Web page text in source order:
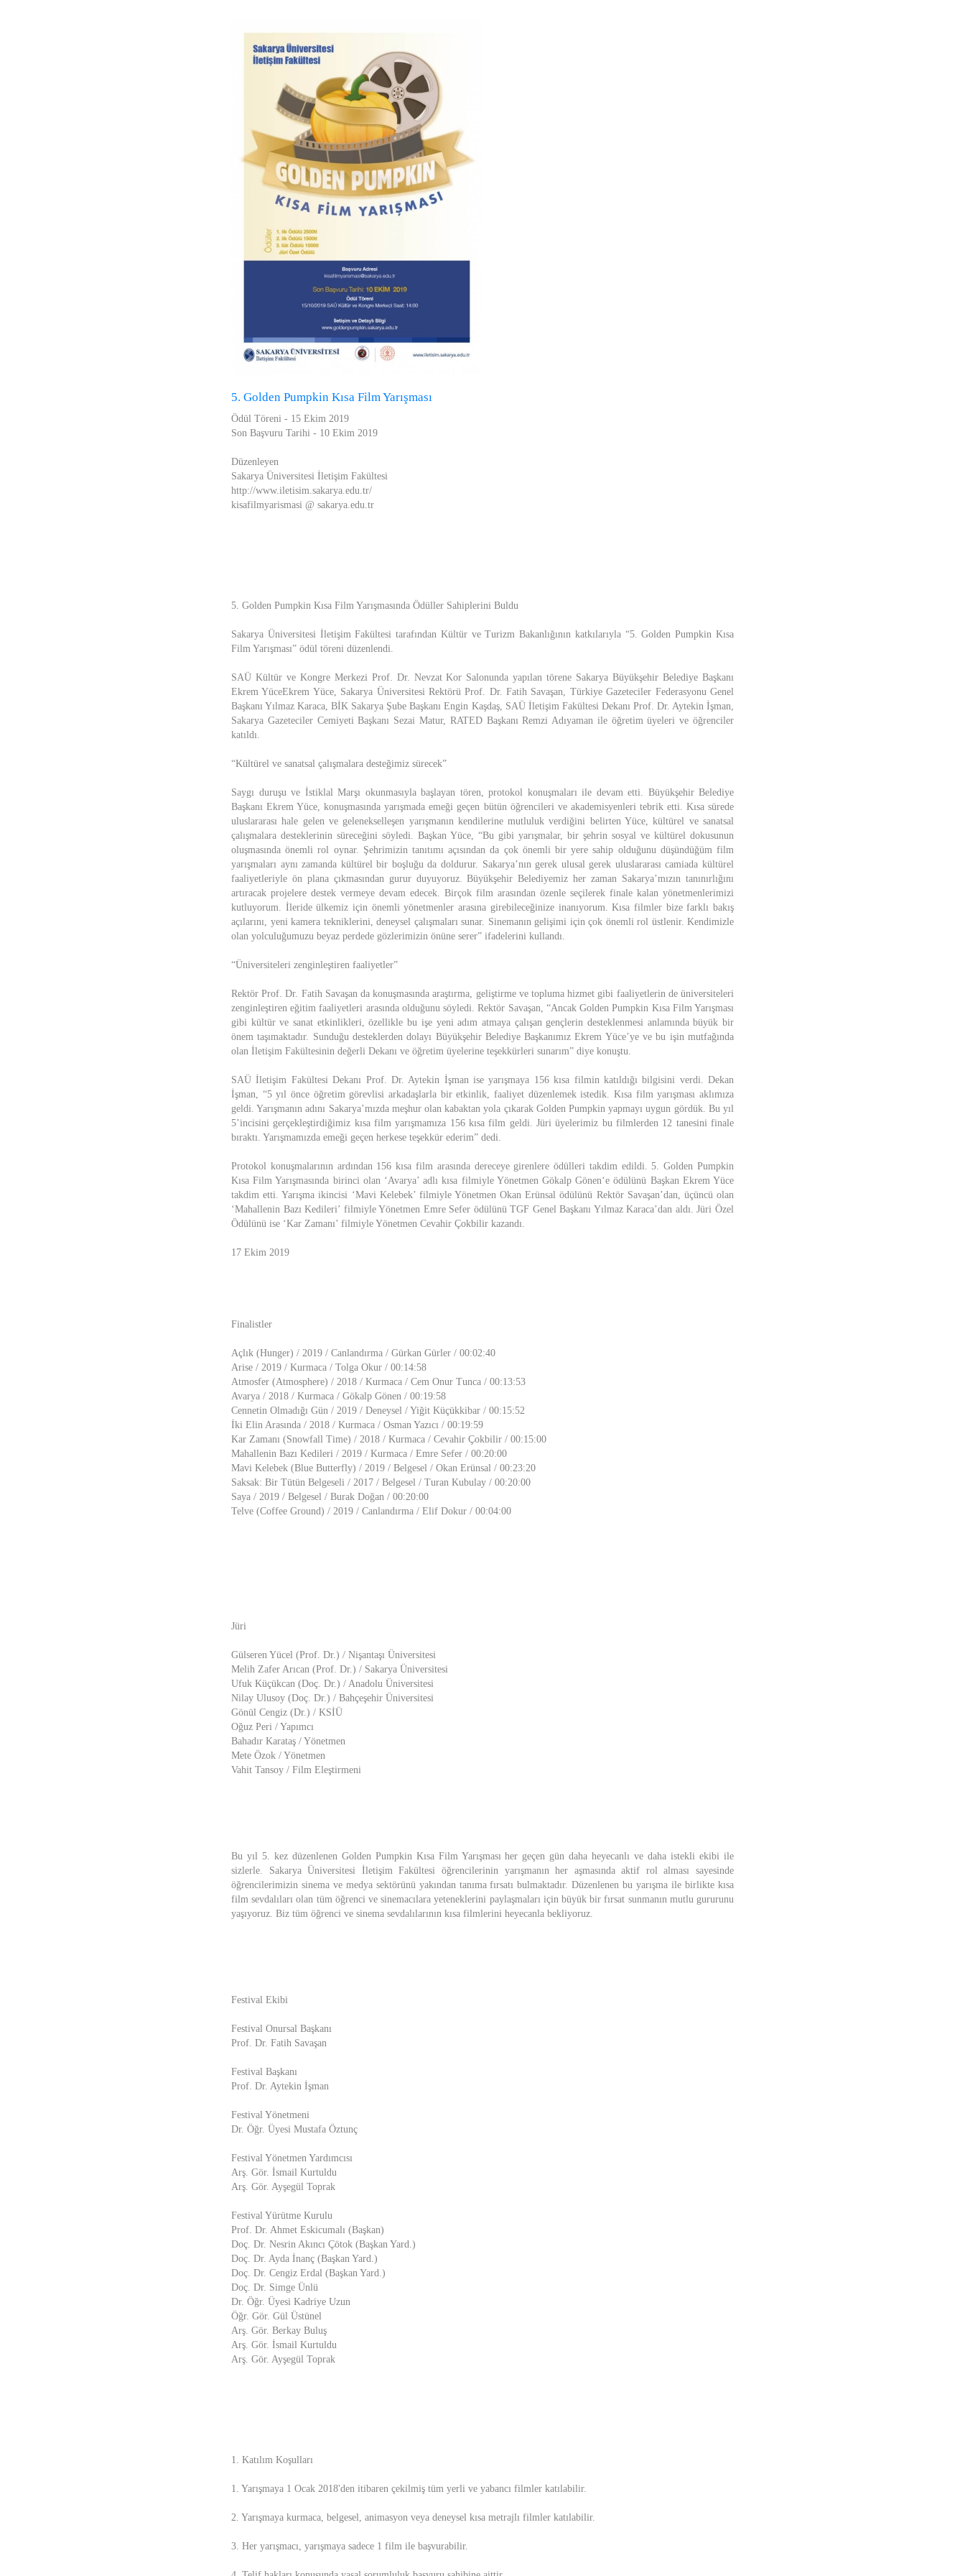
5. Golden Pumpkin Kısa Film Yarışması
Ödül Töreni - 15 Ekim 2019
Son Başvuru Tarihi - 10 Ekim 2019
Düzenleyen
Sakarya Üniversitesi İletişim Fakültesi
http://www.iletisim.sakarya.edu.tr/
kisafilmyarismasi @ sakarya.edu.tr
5. Golden Pumpkin Kısa Film Yarışmasında Ödüller Sahiplerini Buldu
Sakarya Üniversitesi İletişim Fakültesi tarafından Kültür ve Turizm Bakanlığının katkılarıyla “5. Golden Pumpkin Kısa
Film Yarışması” ödül töreni düzenlendi.
SAÜ Kültür ve Kongre Merkezi Prof. Dr. Nevzat Kor Salonunda yapılan törene Sakarya Büyükşehir Belediye Başkanı
Ekrem YüceEkrem Yüce, Sakarya Üniversitesi Rektörü Prof. Dr. Fatih Savaşan, Türkiye Gazeteciler Federasyonu Genel
Başkanı Yılmaz Karaca, BİK Sakarya Şube Başkanı Engin Kaşdaş, SAÜ İletişim Fakültesi Dekanı Prof. Dr. Aytekin İşman,
Sakarya Gazeteciler Cemiyeti Başkanı Sezai Matur, RATED Başkanı Remzi Adıyaman ile öğretim üyeleri ve öğrenciler
katıldı.
“Kültürel ve sanatsal çalışmalara desteğimiz sürecek”
Saygı duruşu ve İstiklal Marşı okunmasıyla başlayan tören, protokol konuşmaları ile devam etti. Büyükşehir Belediye
Başkanı Ekrem Yüce, konuşmasında yarışmada emeği geçen bütün öğrencileri ve akademisyenleri tebrik etti. Kısa sürede
uluslararası hale gelen ve gelenekselleşen yarışmanın kendilerine mutluluk verdiğini belirten Yüce, kültürel ve sanatsal
çalışmalara desteklerinin süreceğini söyledi. Başkan Yüce, “Bu gibi yarışmalar, bir şehrin sosyal ve kültürel dokusunun
oluşmasında önemli rol oynar. Şehrimizin tanıtımı açısından da çok önemli bir yere sahip olduğunu düşündüğüm film
yarışmaları aynı zamanda kültürel bir boşluğu da doldurur. Sakarya’nın gerek ulusal gerek uluslararası camiada kültürel
faaliyetleriyle ön plana çıkmasından gurur duyuyoruz. Büyükşehir Belediyemiz her zaman Sakarya’mızın tanınırlığını
artıracak projelere destek vermeye devam edecek. Birçok film arasından özenle seçilerek finale kalan yönetmenlerimizi
kutluyorum. İleride ülkemiz için önemli yönetmenler arasına girebileceğinize inanıyorum. Kısa filmler bize farklı bakış
açılarını, yeni kamera tekniklerini, deneysel çalışmaları sunar. Sinemanın gelişimi için çok önemli rol üstlenir. Kendimizle
olan yolculuğumuzu beyaz perdede gözlerimizin önüne serer” ifadelerini kullandı.
“Üniversiteleri zenginleştiren faaliyetler”
Rektör Prof. Dr. Fatih Savaşan da konuşmasında araştırma, geliştirme ve topluma hizmet gibi faaliyetlerin de üniversiteleri
zenginleştiren eğitim faaliyetleri arasında olduğunu söyledi. Rektör Savaşan, “Ancak Golden Pumpkin Kısa Film Yarışması
gibi kültür ve sanat etkinlikleri, özellikle bu işe yeni adım atmaya çalışan gençlerin desteklenmesi anlamında büyük bir
önem taşımaktadır. Sunduğu desteklerden dolayı Büyükşehir Belediye Başkanımız Ekrem Yüce’ye ve bu işin mutfağında
olan İletişim Fakültesinin değerli Dekanı ve öğretim üyelerine teşekkürleri sunarım” diye konuştu.
SAÜ İletişim Fakültesi Dekanı Prof. Dr. Aytekin İşman ise yarışmaya 156 kısa filmin katıldığı bilgisini verdi. Dekan
İşman, “5 yıl önce öğretim görevlisi arkadaşlarla bir etkinlik, faaliyet düzenlemek istedik. Kısa film yarışması aklımıza
geldi. Yarışmanın adını Sakarya’mızda meşhur olan kabaktan yola çıkarak Golden Pumpkin yapmayı uygun gördük. Bu yıl
5’incisini gerçekleştirdiğimiz kısa film yarışmamıza 156 kısa film geldi. Jüri üyelerimiz bu filmlerden 12 tanesini finale
bıraktı. Yarışmamızda emeği geçen herkese teşekkür ederim” dedi.
Protokol konuşmalarının ardından 156 kısa film arasında dereceye girenlere ödülleri takdim edildi. 5. Golden Pumpkin
Kısa Film Yarışmasında birinci olan ‘Avarya’ adlı kısa filmiyle Yönetmen Gökalp Gönen‘e ödülünü Başkan Ekrem Yüce
takdim etti. Yarışma ikincisi ‘Mavi Kelebek’ filmiyle Yönetmen Okan Erünsal ödülünü Rektör Savaşan’dan, üçüncü olan
‘Mahallenin Bazı Kedileri’ filmiyle Yönetmen Emre Sefer ödülünü TGF Genel Başkanı Yılmaz Karaca’dan aldı. Jüri Özel
Ödülünü ise ‘Kar Zamanı’ filmiyle Yönetmen Cevahir Çokbilir kazandı.
17 Ekim 2019
Finalistler
Açlık (Hunger) / 2019 / Canlandırma / Gürkan Gürler / 00:02:40
Arise / 2019 / Kurmaca / Tolga Okur / 00:14:58
Atmosfer (Atmosphere) / 2018 / Kurmaca / Cem Onur Tunca / 00:13:53
Avarya / 2018 / Kurmaca / Gökalp Gönen / 00:19:58
Cennetin Olmadığı Gün / 2019 / Deneysel / Yiğit Küçükkibar / 00:15:52
İki Elin Arasında / 2018 / Kurmaca / Osman Yazıcı / 00:19:59
Kar Zamanı (Snowfall Time) / 2018 / Kurmaca / Cevahir Çokbilir / 00:15:00
Mahallenin Bazı Kedileri / 2019 / Kurmaca / Emre Sefer / 00:20:00
Mavi Kelebek (Blue Butterfly) / 2019 / Belgesel / Okan Erünsal / 00:23:20
Saksak: Bir Tütün Belgeseli / 2017 / Belgesel / Turan Kubulay / 00:20:00
Saya / 2019 / Belgesel / Burak Doğan / 00:20:00
Telve (Coffee Ground) / 2019 / Canlandırma / Elif Dokur / 00:04:00
Jüri
Gülseren Yücel (Prof. Dr.) / Nişantaşı Üniversitesi
Melih Zafer Arıcan (Prof. Dr.) / Sakarya Üniversitesi
Ufuk Küçükcan (Doç. Dr.) / Anadolu Üniversitesi
Nilay Ulusoy (Doç. Dr.) / Bahçeşehir Üniversitesi
Gönül Cengiz (Dr.) / KSİÜ
Oğuz Peri / Yapımcı
Bahadır Karataş / Yönetmen
Mete Özok / Yönetmen
Vahit Tansoy / Film Eleştirmeni
Bu yıl 5. kez düzenlenen Golden Pumpkin Kısa Film Yarışması her geçen gün daha heyecanlı ve daha istekli ekibi ile
sizlerle. Sakarya Üniversitesi İletişim Fakültesi öğrencilerinin yarışmanın her aşmasında aktif rol alması sayesinde
öğrencilerimizin sinema ve medya sektörünü yakından tanıma fırsatı bulmaktadır. Düzenlenen bu yarışma ile birlikte kısa
film sevdalıları olan tüm öğrenci ve sinemacılara yeteneklerini paylaşmaları için büyük bir fırsat sunmanın mutlu gururunu
yaşıyoruz. Biz tüm öğrenci ve sinema sevdalılarının kısa filmlerini heyecanla bekliyoruz.
Festival Ekibi
Festival Onursal Başkanı
Prof. Dr. Fatih Savaşan
Festival Başkanı
Prof. Dr. Aytekin İşman
Festival Yönetmeni
Dr. Öğr. Üyesi Mustafa Öztunç
Festival Yönetmen Yardımcısı
Arş. Gör. İsmail Kurtuldu
Arş. Gör. Ayşegül Toprak
Festival Yürütme Kurulu
Prof. Dr. Ahmet Eskicumalı (Başkan)
Doç. Dr. Nesrin Akıncı Çötok (Başkan Yard.)
Doç. Dr. Ayda İnanç (Başkan Yard.)
Doç. Dr. Cengiz Erdal (Başkan Yard.)
Doç. Dr. Simge Ünlü
Dr. Öğr. Üyesi Kadriye Uzun
Öğr. Gör. Gül Üstünel
Arş. Gör. Berkay Buluş
Arş. Gör. İsmail Kurtuldu
Arş. Gör. Ayşegül Toprak
1. Katılım Koşulları
1. Yarışmaya 1 Ocak 2018'den itibaren çekilmiş tüm yerli ve yabancı filmler katılabilir.
2. Yarışmaya kurmaca, belgesel, animasyon veya deneysel kısa metrajlı filmler katılabilir.
3. Her yarışmacı, yarışmaya sadece 1 film ile başvurabilir.